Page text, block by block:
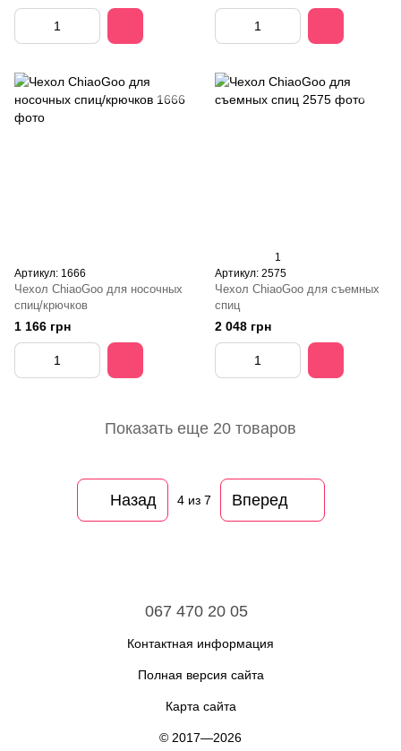
Артикул: 1666
Чехол ChiaoGoo для носочных
спиц/крючков
1 166 грн
1
Артикул: 2575
Чехол ChiaoGoo для съемных
спиц
2 048 грн
Показать еще 20 товаров
Назад 4из 7 Вперед
067 470 20 05
Контактная информация
Полная версия сайта
Карта сайта
© 2017—2026